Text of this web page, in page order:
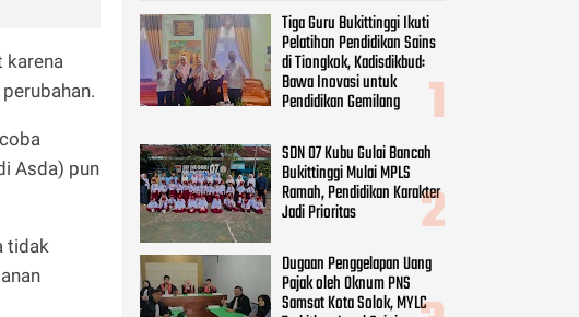
karena
Asda) pun
tidak
Dugaan Penggelapan Uang
Pajak oleh Oknum PNS
Samsat Kota Solok, MYLC
Terbitkan Legal Opinion
DIALOG INTERGENERASI
SEBAGAI MODEL RESOLUSI
KONFLIK
TRANSFORMASIONAL
APMP Jatim: Jangan Ada
Tebang Pilih, Semua yang
Lalai Harus Diproses Hukum